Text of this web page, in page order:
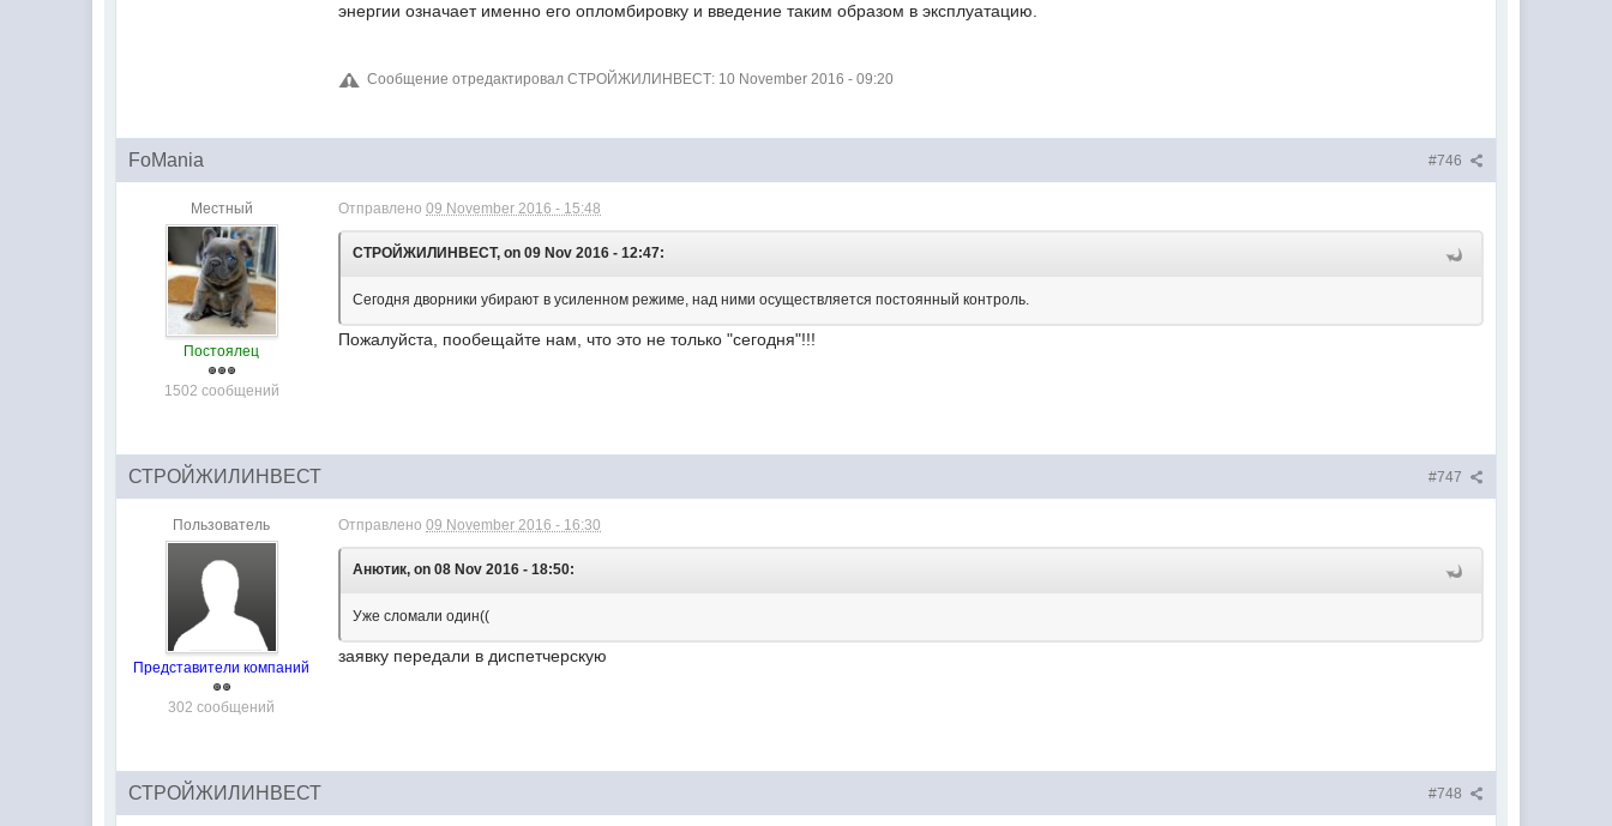
энергии означает именно его опломбировку и введение таким образом в эксплуатацию.
Сообщение отредактировал СТРОЙЖИЛИНВЕСТ: 10 November 2016 - 09:20
#746
FoMania
Местный
Постоялец
1502 сообщений
Отправлено09 November 2016 - 15:48
СТРОЙЖИЛИНВЕСТ, on 09 Nov 2016 - 12:47:
Сегодня дворники убирают в усиленном режиме, над ними осуществляется постоянный контроль.
Пожалуйста, пообещайте нам, что это не только "сегодня"!!!
#747
СТРОЙЖИЛИНВЕСТ
Пользователь
Представители компаний
302 сообщений
Отправлено09 November 2016 - 16:30
Анютик, on 08 Nov 2016 - 18:50:
Уже сломали один((
заявку передали в диспетчерскую
#748
СТРОЙЖИЛИНВЕСТ